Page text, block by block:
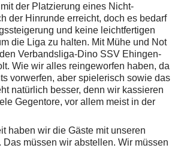
der Platzierung eines Nicht-
der Hinrunde erreicht, doch es bedarf
und keine leichtfertigen
die Liga zu halten. Mit Mühe und Not
Verbandsliga-Dino SSV Ehingen-
Wie wir alles reingeworfen haben, da
vorwerfen, aber spielerisch sowie das
natürlich besser, denn wir kassieren
Gegentore, vor allem meist in der
haben wir die Gäste mit unseren
müssen wir abstellen. Wir müssen